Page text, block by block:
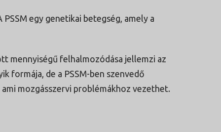
PSSM egy genetikai betegség, amely a
mennyiségű felhalmozódása jellemzi az
formája, de a PSSM-ben szenvedő
mozgásszervi problémákhoz vezethet.